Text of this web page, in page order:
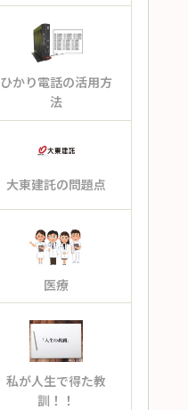
ひかり電話の活用方
法
大東建託の問題点
医療
私が人生で得た教
訓！！